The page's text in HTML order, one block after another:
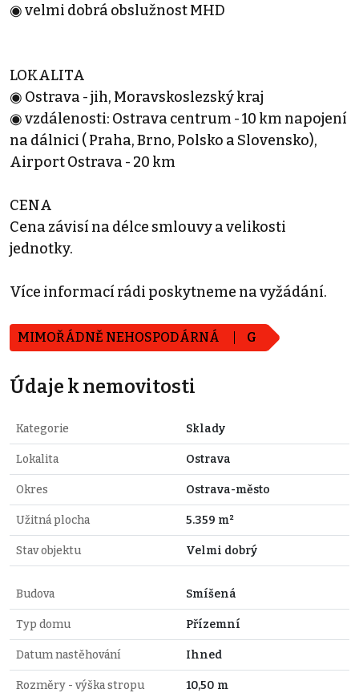
◉ velmi dobrá obslužnost MHD
LOKALITA
◉ Ostrava - jih, Moravskoslezský kraj
◉ vzdálenosti: Ostrava centrum - 10 km napojení
na dálnici ( Praha, Brno, Polsko a Slovensko),
Airport Ostrava - 20 km
CENA
Cena závisí na délce smlouvy a velikosti
jednotky.
Více informací rádi poskytneme na vyžádání.
MIMOŘÁDNĚ NEHOSPODÁRNÁ G
Údaje k nemovitosti
Kategorie Sklady
Lokalita Ostrava
Okres Ostrava-město
Užitná plocha 5.359 m²
Stav objektu Velmi dobrý
Budova Smíšená
Typ domu Přízemní
Datum nastěhování Ihned
Rozměry - výška stropu 10,50 m